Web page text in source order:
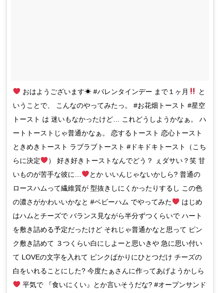
おはようございます☀ #バレンタインデー まで１ヶ月
と
いうことで、 こんなのやってみたっ。 #お花畑トースト #星空
トースト は 迷いもなかったけど… これどうしようかなぁ。 ハ
ートトーストじゃ普通かなぁ。 恋するトースト 恋心トースト
ときめきトースト ラブラブトースト #ドキドキトースト（こち
らに決定
） 好き好きトーストなんでどう？ ぇダサい？笑 甘
いものが苦手な彼に…
とか いいんじゃないかしら? 普通の
ロースハムって繊維質が 型抜きしにくかったりするし この色
の濃さがかわいいかなと #ベビーハム でやってみた
はじめ
はハムとチーズで バランス見ながら半分ずつくらいで ハート
を敷き詰める予定だったけど それじゃ普通かなと思って ピン
ク敷き詰めて ３つくらい白にしよーと思いきや 急に思い付い
て LOVEの文字を入れて ピンクばかりにひとつだけ チーズの
白をいれることにした? 今度たぁさんに作ってあげようかしら
平気で 『食いにくい』とか言いそうだな? #オープンサンド